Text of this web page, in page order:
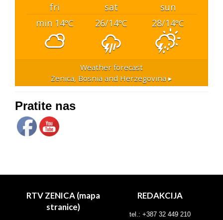
fri sat
sun
min 14°C 26/14°C 28/14°C
Weather forecast
Zenica, Bosnia and Herzegovina ▸
Pratite nas
RTV ZENICA (mapa
stranice)
REDAKCIJA
tel.: +387 32 449 210